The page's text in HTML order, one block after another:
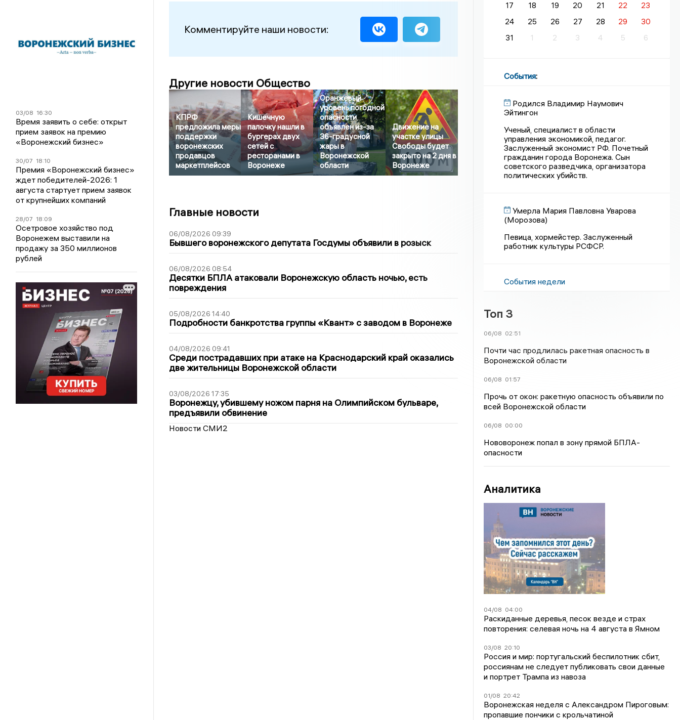
03/08 16:30
Время заявить о себе: открыт
прием заявок на премию
«Воронежский бизнес»
30/07 18:10
Премия «Воронежский бизнес»
ждет победителей-2026: 1
августа стартует прием заявок
от крупнейших компаний
28/07 18:09
Осетровое хозяйство под
Воронежем выставили на
продажу за 350 миллионов
рублей
Комментируйте наши новости:
Другие новости Общество
КПРФ
предложила меры
поддержки
воронежских
продавцов
маркетплейсов
Кишечную
палочку нашли в
бургерах двух
сетей с
ресторанами в
Воронеже
Оранжевый
уровень погодной
опасности
объявлен из-за
36-градусной
жары в
Воронежской
области
Движение на
участке улицы
Свободы будет
закрыто на 2 дня в
Воронеже
Главные новости
06/08/2026 09:39
Бывшего воронежского депутата Госдумы объявили в розыск
06/08/2026 08:54
Десятки БПЛА атаковали Воронежскую область ночью, есть
повреждения
05/08/2026 14:40
Подробности банкротства группы «Квант» с заводом в Воронеже
04/08/2026 09:41
Среди пострадавших при атаке на Краснодарский край оказались
две жительницы Воронежской области
03/08/2026 17:35
Воронежцу, убившему ножом парня на Олимпийском бульваре,
предъявили обвинение
Новости СМИ2
17
18 19 20 21 22
23
24
25 26 27 28 29
30
31
1 2 3 4 5 6
События:
Родился Владимир Наумович
Эйтингон
Ученый, специалист в области
управления экономикой, педагог.
Заслуженный экономист РФ. Почетный
гражданин города Воронежа. Сын
советского разведчика, организатора
политических убийств.
Умерла Мария Павловна Уварова
(Морозова)
Певица, хормейстер. Заслуженный
работник культуры РСФСР.
События недели
Топ 3
06/08 02:51
Почти час продлилась ракетная опасность в
Воронежской области
06/08 01:57
Прочь от окон: ракетную опасность объявили по
всей Воронежской области
06/08 00:00
Нововоронеж попал в зону прямой БПЛА-
опасности
Аналитика
04/08 04:00
Раскиданные деревья, песок везде и страх
повторения: селевая ночь на 4 августа в Ямном
03/08 20:10
Россия и мир: португальский беспилотник сбит,
россиянам не следует публиковать свои данные
и портрет Трампа из навоза
01/08 20:42
Воронежская неделя с Александром Пироговым:
пропавшие пончики с крольчатиной